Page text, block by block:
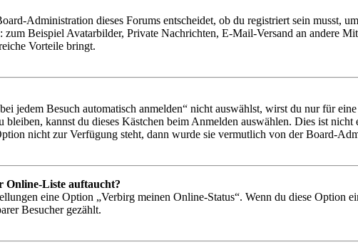
Administration dieses Forums entscheidet, ob du registriert sein musst,
Beispiel Avatarbilder, Private Nachrichten, E-Mail-Versand an andere
Vorteile bringt.
jedem Besuch automatisch anmelden“ nicht auswählst, wirst du nur für
kannst du dieses Kästchen beim Anmelden auswählen. Dies ist
nicht zur Verfügung steht, dann wurde sie vermutlich von der Board-
Online-Liste auftaucht?
eine Option „Verbirg meinen Online-Status“. Wenn du diese Option
Besucher gezählt.